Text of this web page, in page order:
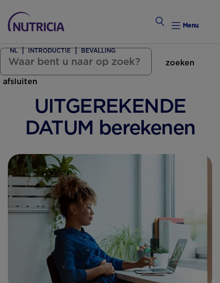
Zwanger Worden
Menu
zoeken
afsluiten
UITGEREKENDE
DATUM berekenen
NL INTRODUCTIE BEVALLING